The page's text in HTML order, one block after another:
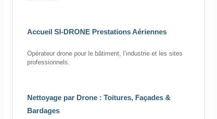
Accueil SI-DRONE Prestations Aériennes
Opérateur drone pour le bâtiment, l’industrie et les sites
professionnels.
Nettoyage par Drone : Toitures, Façades &
Bardages